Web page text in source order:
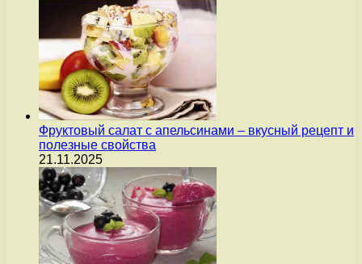
Фруктовый салат с апельсинами – вкусный рецепт и
полезные свойства
21.11.2025